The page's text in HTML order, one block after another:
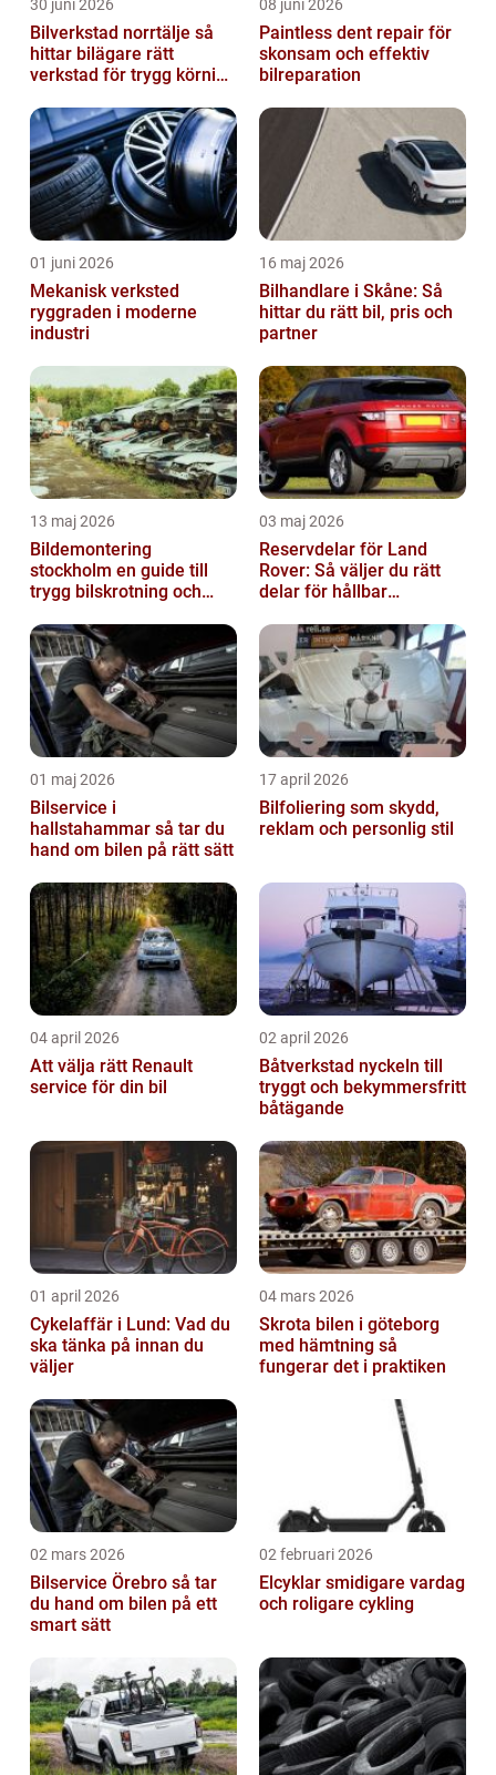
30 juni 2026
Bilverkstad norrtälje så
hittar bilägare rätt
verkstad för trygg körning
08 juni 2026
Paintless dent repair för
skonsam och effektiv
bilreparation
01 juni 2026
Mekanisk verksted
ryggraden i moderne
industri
16 maj 2026
Bilhandlare i Skåne: Så
hittar du rätt bil, pris och
partner
13 maj 2026
Bildemontering
stockholm en guide till
trygg bilskrotning och
03 maj 2026
Reservdelar för Land
Rover: Så väljer du rätt
delar för hållbar
01 maj 2026
Bilservice i
hallstahammar så tar du
hand om bilen på rätt sätt
17 april 2026
Bilfoliering som skydd,
reklam och personlig stil
04 april 2026
Att välja rätt Renault
service för din bil
02 april 2026
Båtverkstad nyckeln till
tryggt och bekymmersfritt
båtägande
01 april 2026
Cykelaffär i Lund: Vad du
ska tänka på innan du
väljer
04 mars 2026
Skrota bilen i göteborg
med hämtning så
fungerar det i praktiken
02 mars 2026
Bilservice Örebro så tar
du hand om bilen på ett
smart sätt
02 februari 2026
Elcyklar smidigare vardag
och roligare cykling